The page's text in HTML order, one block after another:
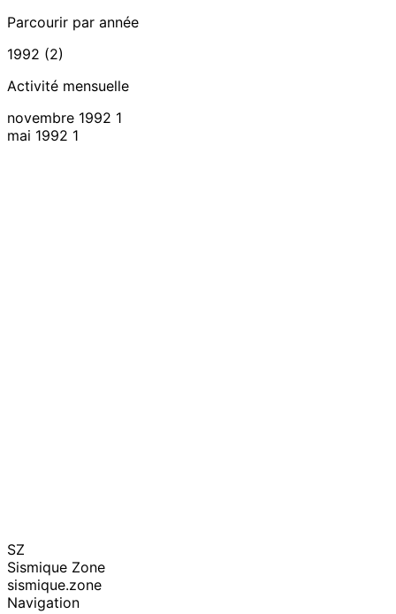
Parcourir par année
1992 (2)
Activité mensuelle
novembre 1992 1
mai 1992 1
SZ
Sismique Zone
sismique.zone
Navigation